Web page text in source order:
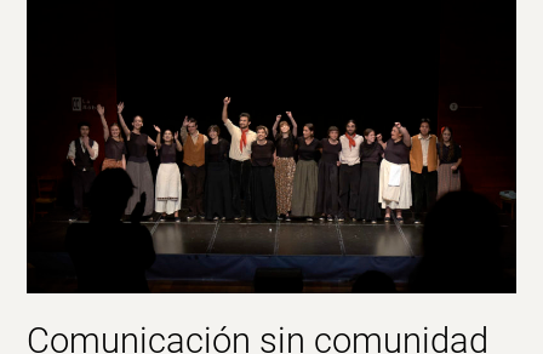
Comunicación sin comunidad